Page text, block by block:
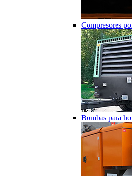
Compresores
Bombas para